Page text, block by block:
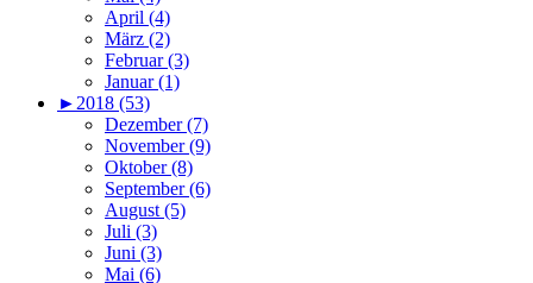
April (4)
März (2)
Februar (3)
Januar (1)
►2018 (53)
Dezember (7)
November (9)
Oktober (8)
September (6)
August (5)
Juli (3)
Juni (3)
Mai (6)